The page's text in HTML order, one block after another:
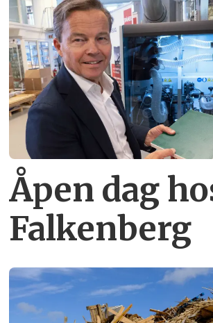
Åpen dag
Falkenberg